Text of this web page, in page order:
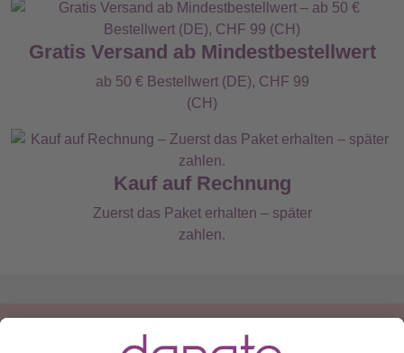
Gratis Versand ab Mindestbestellwert
ab 50 € Bestellwert (DE), CHF 99
(CH)
Kauf auf Rechnung
Zuerst das Paket erhalten – später
zahlen.
Du hast eine Frage?